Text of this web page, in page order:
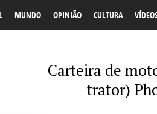
MUNDO OPINIÃO CULTURA
Carteira de
trator)